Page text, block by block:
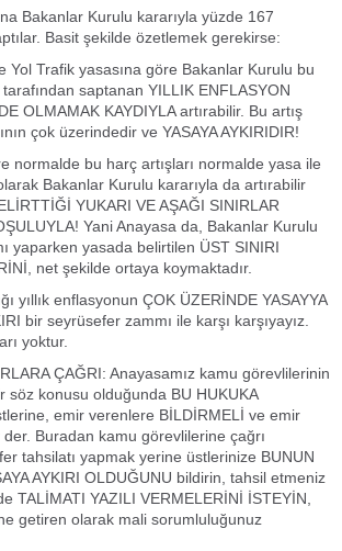
Bakanlar Kurulu kararıyla yüzde 167
Basit şekilde özetlemek gerekirse:
Yol Trafik yasasına göre Bakanlar Kurulu bu
tarafından saptanan YILLIK ENFLASYON
OLMAMAK KAYDIYLA artırabilir. Bu artış
çok üzerindedir ve YASAYA AYKIRIDIR!
normalde bu harç artışları normalde yasa ile
Bakanlar Kurulu kararıyla da artırabilir
YUKARI VE AŞAĞI SINIRLAR
Yani Anayasa da, Bakanlar Kurulu
yaparken yasada belirtilen ÜST SINIRI
net şekilde ortaya koymaktadır.
yıllık enflasyonun ÇOK ÜZERİNDE YASAYYA
bir seyrüsefer zammı ile karşı karşıyayız.
yoktur.
ÇAĞRI: Anayasamız kamu görevlilerinin
söz konusu olduğunda BU HUKUKA
emir verenlere BİLDİRMELİ ve emir
der. Buradan kamu görevlilerine çağrı
tahsilatı yapmak yerine üstlerinize BUNUN
AYKIRI OLDUĞUNU bildirin, tahsil etmeniz
TALİMATI YAZILI VERMELERİNİ İSTEYİN,
getiren olarak mali sorumluluğunuz